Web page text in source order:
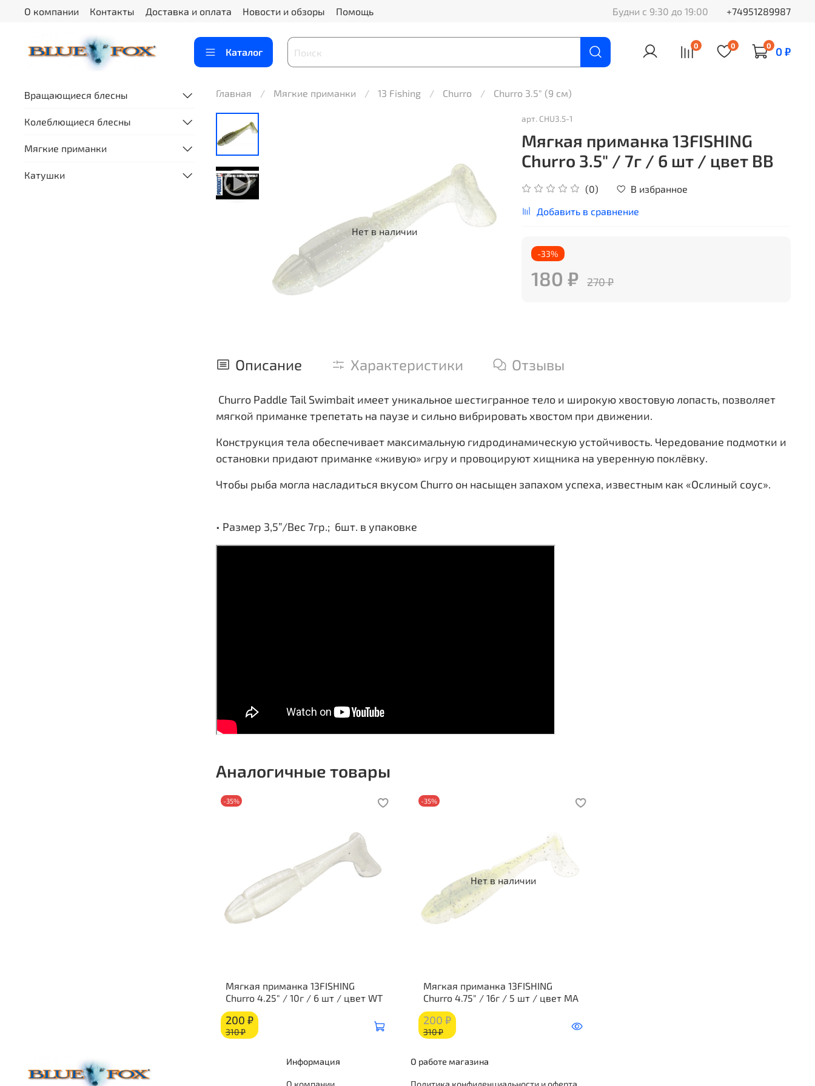
О компании Контакты Доставка и оплата Новости и обзоры Помощь Будни с 9:30 до 19:00 +74951289987
Каталог
0 0 0 0 ₽
Главная Мягкие приманки 13 Fishing Churro Churro 3.5" (9 см)
Нет в наличии
арт. CHU3.5-1
Мягкая приманка 13FISHING
Churro 3.5" / 7г / 6 шт / цвет BB
(0)
В избранное
Добавить в сравнение
-33%
180 ₽ 270 ₽
Описание Характеристики Отзывы
Churro Paddle Tail Swimbait имеет уникальное шестигранное тело и широкую хвостовую лопасть, позволяет
мягкой приманке трепетать на паузе и сильно вибрировать хвостом при движении.
Конструкция тела обеспечивает максимальную гидродинамическую устойчивость. Чередование подмотки и
остановки придают приманке «живую» игру и провоцируют хищника на уверенную поклёвку.
Чтобы рыба могла насладиться вкусом Churro он насыщен запахом успеха, известным как «Ослиный соус».
• Размер 3,5”/Вес 7гр.; 6шт. в упаковке
Аналогичные товары
-35%
Мягкая приманка 13FISHING
Churro 4.25" / 10г / 6 шт / цвет WT
200 ₽
310 ₽
Нет в наличии
-35%
Мягкая приманка 13FISHING
Churro 4.75" / 16г / 5 шт / цвет MA
200 ₽
310 ₽
Вращающиеся блесны
Колеблющиеся блесны
Мягкие приманки
Катушки
Информация
О компании
О работе магазина
Политика конфиденциальности и оферта